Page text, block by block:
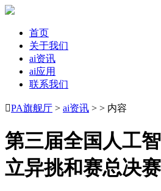
首页
关于我们
ai资讯
ai应用
联系我们
PA旗舰厅 > ai资讯 > > 内容
第三届全国人工
立异挑和赛总决赛